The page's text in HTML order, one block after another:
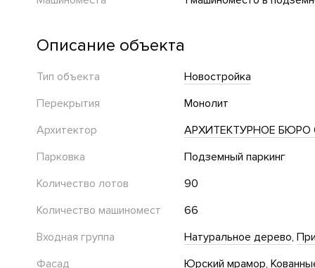
Описание объекта
Тип объекта
Новостройка
Перекрытия
Монолит
Архитектор
АРХИТЕКТУРНОЕ БЮРО
Парковка
Подземный паркинг
Количество лотов
90
Количество машиномест
66
Входная группа
Натуральное дерево
Фасад
Юрский мрамор